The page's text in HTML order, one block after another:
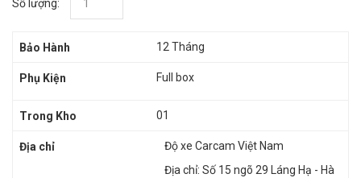
Số lượng:
Bảo Hành 12 Tháng
Phụ Kiện Full box
Trong Kho 01
Địa chỉ
Độ xe Carcam Việt Nam
Địa chỉ: Số 15 ngõ 29 Láng Hạ - Hà